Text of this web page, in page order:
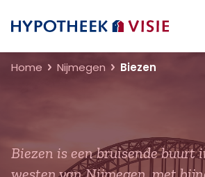
Terug naar home
Home Nijmegen Biezen
Biezen is een bruisende buurt